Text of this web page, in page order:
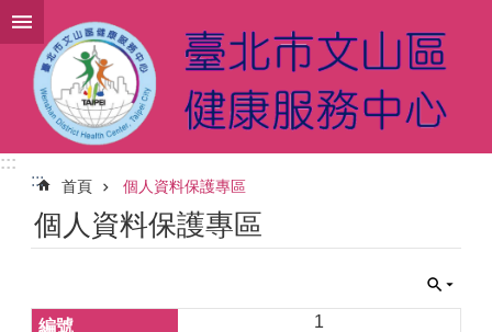
跳到主要內容區塊
:::
:::
首頁 個人資料保護專區
個人資料保護專區
1